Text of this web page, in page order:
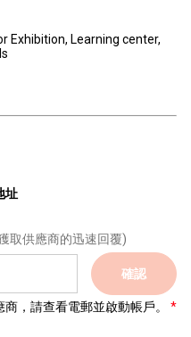
Exhibition, Learning center,
址
取供應商的迅速回覆)
確認
，請查看電郵並啟動帳戶。